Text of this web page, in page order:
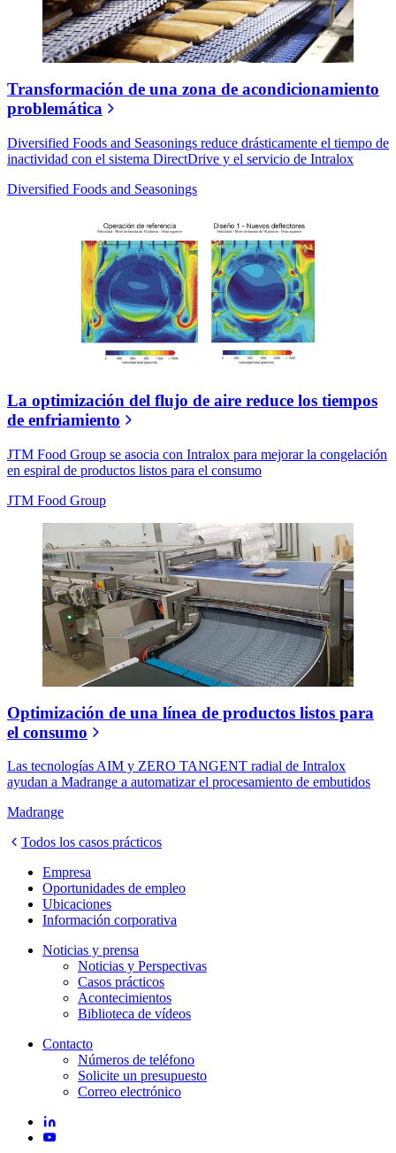
Transformación de una zona de acondicionamiento
problemática
Diversified Foods and Seasonings reduce drásticamente el tiempo de
inactividad con el sistema DirectDrive y el servicio de Intralox
Diversified Foods and Seasonings
La optimización del flujo de aire reduce los tiempos
de enfriamiento
JTM Food Group se asocia con Intralox para mejorar la congelación
en espiral de productos listos para el consumo
JTM Food Group
Optimización de una línea de productos listos para
el consumo
Las tecnologías AIM y ZERO TANGENT radial de Intralox
ayudan a Madrange a automatizar el procesamiento de embutidos
Madrange
Todos los casos prácticos
Empresa
Oportunidades de empleo
Ubicaciones
Información corporativa
Noticias y prensa
Noticias y Perspectivas
Casos prácticos
Acontecimientos
Biblioteca de vídeos
Contacto
Números de teléfono
Solicite un presupuesto
Correo electrónico